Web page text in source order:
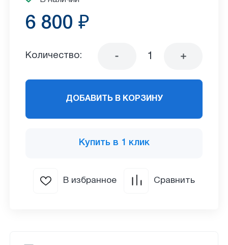
6 800 ₽
Количество:
ДОБАВИТЬ В КОРЗИНУ
Купить в 1 клик
В избранное Сравнить